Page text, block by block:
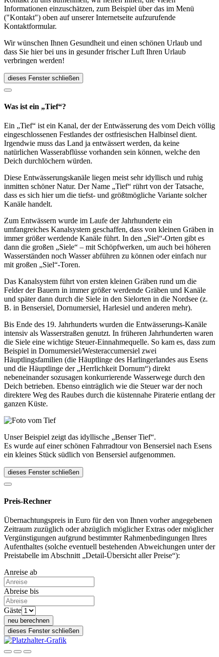
Informationen einzuschätzen, zum Beispiel über das im Menü
("Kontakt") oben auf unserer Internetseite aufzurufende
Kontaktformular.
Wir wünschen Ihnen Gesundheit und einen schönen Urlaub und
dass Sie hier bei uns in gesunder frischer Luft Ihren Urlaub
verbringen werden!
dieses Fenster schließen
Was ist ein „Tief“?
Ein „Tief“ ist ein Kanal, der der Entwässerung des vom Deich völlig
eingeschlossenen Festlandes der ostfriesischen Halbinsel dient.
Irgendwie muss das Land ja entwässert werden, da keine
natürlichen Wasserabflüsse vorhanden sein können, welche den
Deich durchlöchern würden.
Diese Entwässerungskanäle liegen meist sehr idyllisch und ruhig
inmitten schöner Natur. Der Name „Tief“ rührt von der Tatsache,
dass es sich hier um die tiefst- und größtmögliche Variante solcher
Kanäle handelt.
Zum Entwässern wurde im Laufe der Jahrhunderte ein
umfangreiches Kanalsystem geschaffen, dass von kleinen Gräben in
immer größer werdende Kanäle führt. In den „Siel“-Orten gibt es
dann die großen „Siele“ – mit Schöpfwerken, um auch bei höheren
Wasserständen noch Wasser abführen zu können oder einfach nur
mit großen „Siel“-Toren.
Das Kanalsystem führt von ersten kleinen Gräben rund um die
Felder der Bauern in immer größer werdende Gräben und Kanäle
und später dann durch die Siele in den Sielorten in die Nordsee (z.
B. in Bensersiel, Dornumersiel, Harlesiel und anderen mehr).
Bis Ende des 19. Jahrhunderts wurden die Entwässerungs-Kanäle
intensiv als Wasserstraßen genutzt. In früheren Jahrhunderten waren
die Siele eine wichtige Steuer-Einnahmequelle. So kam es, dass zum
Beispiel in Dornumersiel/Westeraccumersiel zwei
Häuptlingsfamilien (die Häuptlinge des Harlingerlandes aus Esens
und die Häuptlinge der „Herrlichkeit Dornum“) direkt
nebeneinander sozusagen konkurrierende Wasserwege durch den
Deich betrieben. Ebenso einträglich wie die Steuer war der noch
direktere Weg des Raubes durch die küstennahe Piraterie entlang der
ganzen Küste.
Unser Beispiel zeigt das idyllische „Benser Tief“.
Es wurde auf einer schönen Fahrradtour von Bensersiel nach Esens
ein kleines Stück südlich von Bensersiel aufgenommen.
dieses Fenster schließen
Preis-Rechner
Übernachtungspreis in Euro für den von Ihnen vorher angegebenen
Zeitraum zuzüglich oder abzüglich möglicher Extras oder möglicher
Vergünstigungen aufgrund bestimmter Rahmenbedingungen Ihres
Aufenthaltes (solche eventuell bestehenden Abweichungen unter der
Preistabelle im Abschnitt „Detail-Übersicht aller Preise“):
Anreise ab
Abreise bis
Gäste
neu berechnen
dieses Fenster schließen